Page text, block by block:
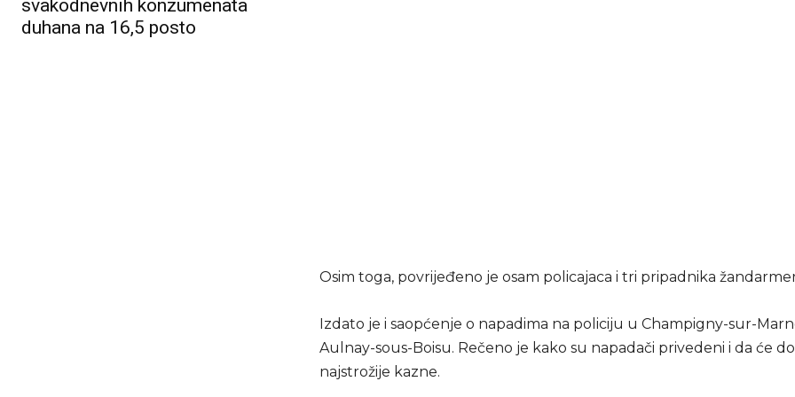
svakodnevnih konzumenata
duhana na 16,5 posto
Osim toga, povrijeđeno je osam policajaca i tri pripadnika
Izdato je i saopćenje o napadima na policiju u Champigny-sur-
Aulnay-sous-Boisu. Rečeno je kako su napadači privedeni i da će
najstrožije kazne.